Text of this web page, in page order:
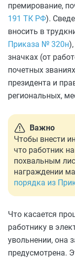
премирование,
191 ТК РФ).
вносить в
Приказа № 320н
значках (от
почетных
президента и
региональных,
Важно
Чтобы внести
что работник
похвальным
награждении
порядка из
Что касается
работнику в
увольнении, она
предусмотрена.